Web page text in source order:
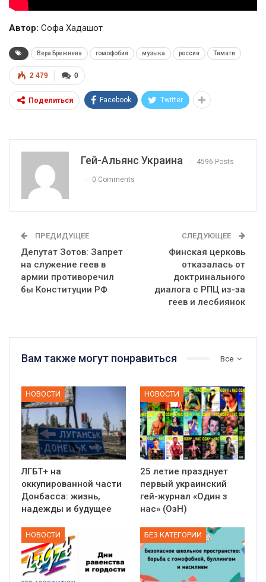
Автор: Софа Хадашот
Вера Брежнева гомофобия музыка россия Тимати
0
2 479
Поделиться Facebook Twitter
Гей-Альянс Украина 4596 Posts
0 Comments
ПРЕДИДУЩЕЕ
Депутат Зотов: Запрет
на служение геев в
армии противоречил
бы Конституции РФ
СЛЕДУЮЩЕЕ
Финская церковь
отказалась от
доктринального
диалога с РПЦ из-за
геев и лесбиянок
Все
Вам также могут понравиться
НОВОСТИ
ЛГБТ+ на
оккупированной части
Донбасса: жизнь,
надежды и будущее
НОВОСТИ
25 летие празднует
первый украинский
гей-журнал «Один з
нас» (ОзН)
НОВОСТИ БЕЗ КАТЕГОРИИ